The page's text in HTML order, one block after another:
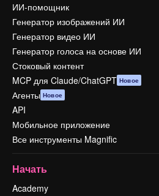
ИИ-помощник
Генератор изображений ИИ
Генератор видео ИИ
Генератор голоса на основе ИИ
Стоковый контент
MCP для Claude/ChatGPT Новое
Агенты Новое
API
Мобильное приложение
Все инструменты Magnific
Начать
Academy